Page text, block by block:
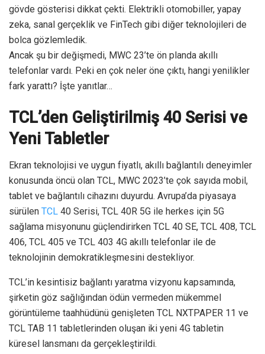
gövde gösterisi dikkat çekti. Elektrikli otomobiller, yapay
zeka, sanal gerçeklik ve FinTech gibi diğer teknolojileri de
bolca gözlemledik.
Ancak şu bir değişmedi, MWC 23’te ön planda akıllı
telefonlar vardı. Peki en çok neler öne çıktı, hangi yenilikler
fark yarattı? İşte yanıtlar…
TCL’den Geliştirilmiş 40 Serisi ve
Yeni Tabletler
Ekran teknolojisi ve uygun fiyatlı, akıllı bağlantılı deneyimler
konusunda öncü olan TCL, MWC 2023’te çok sayıda mobil,
tablet ve bağlantılı cihazını duyurdu. Avrupa’da piyasaya
sürülen TCL 40 Serisi, TCL 40R 5G ile herkes için 5G
sağlama misyonunu güçlendirirken TCL 40 SE, TCL 408, TCL
406, TCL 405 ve TCL 403 4G akıllı telefonlar ile de
teknolojinin demokratikleşmesini destekliyor.
TCL’in kesintisiz bağlantı yaratma vizyonu kapsamında,
şirketin göz sağlığından ödün vermeden mükemmel
görüntüleme taahhüdünü genişleten TCL NXTPAPER 11 ve
TCL TAB 11 tabletlerinden oluşan iki yeni 4G tabletin
küresel lansmanı da gerçekleştirildi.